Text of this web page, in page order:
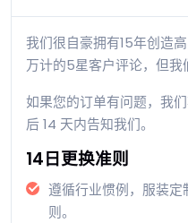
我们很自豪拥有15年创造
万计的5星客户评论，但我
如果您的订单有问题，我
后 14 天内告知我们。
14日更换准则
遵循行业惯例，服装定
则。